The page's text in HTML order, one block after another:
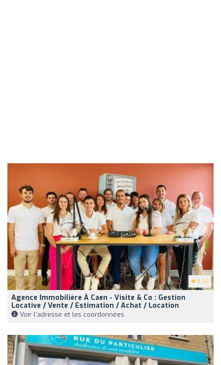
5 (4)
Agence Immobilière À Caen - Visite & Co : Gestion
Locative / Vente / Estimation / Achat / Location
Voir l'adresse et les coordonnées